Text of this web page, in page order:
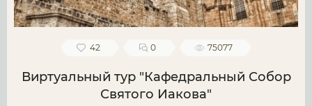
42 0 75077
Виртуальный тур "Кафедральный Собор
Святого Иакова"